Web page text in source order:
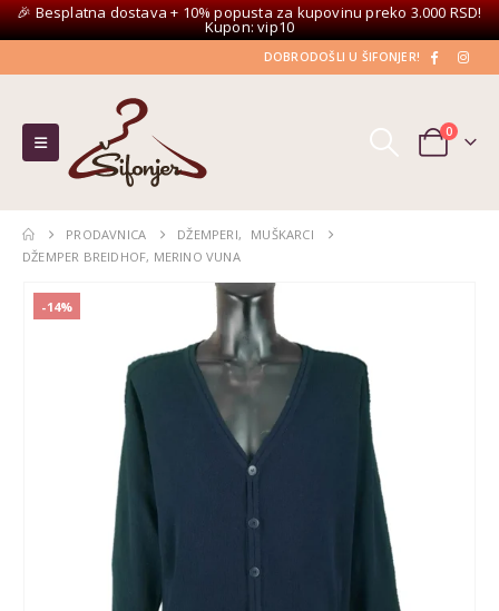
🎉 Besplatna dostava + 10% popusta za kupovinu preko 3.000 RSD!
Kupon: vip10
DOBRODOŠLI U ŠIFONJER!
0
PRODAVNICA DŽEMPERI,
MUŠKARCI
DŽEMPER BREIDHOF, MERINO VUNA
-14%